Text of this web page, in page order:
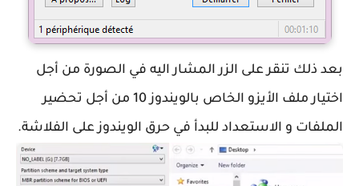
بعد ذلك تنقر على الزر المشار اليه في الصورة من أجل
اختيار ملف الأيزو الخاص بالويندوز 10 من أجل تحضير
الملفات و الاستعداد للبدأ في حرق الويندوز على الفلاشة.